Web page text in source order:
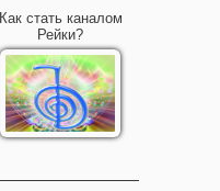
Как стать каналом
Рейки?